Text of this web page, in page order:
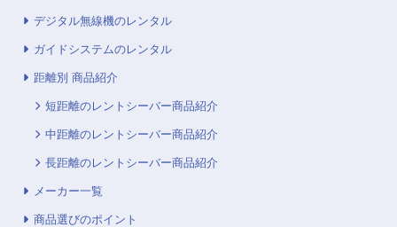
デジタル無線機のレンタル
ガイドシステムのレンタル
距離別 商品紹介
短距離のレントシーバー商品紹介
中距離のレントシーバー商品紹介
長距離のレントシーバー商品紹介
メーカー一覧
商品選びのポイント